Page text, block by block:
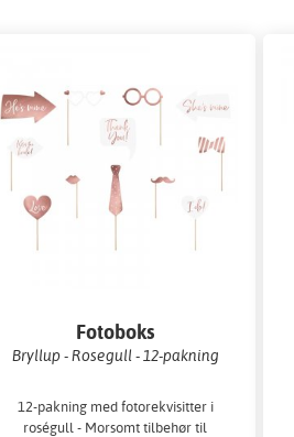
Fotoboks
Bryllup - Rosegull - 12-pakning
12-pakning med fotorekvisitter i
roségull - Morsomt tilbehør til